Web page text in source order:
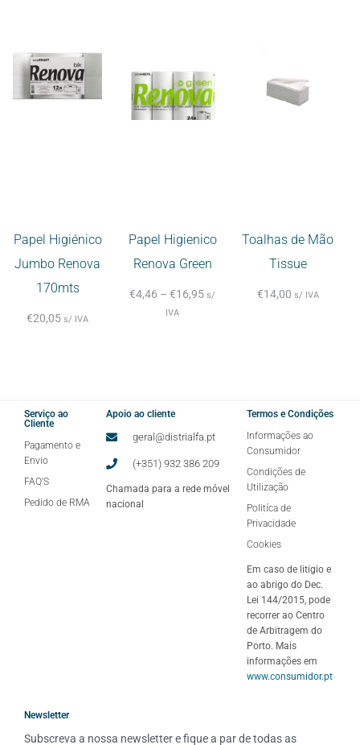
Papel Higiénico
Jumbo Renova
170mts
€20,05 s/ IVA
Papel Higienico
Renova Green
€4,46 – €16,95 s/
IVA
Toalhas de Mão
Tissue
€14,00 s/ IVA
Serviço ao
Cliente
Pagamento e
Envio
FAQ'S
Pedido de RMA
Apoio ao cliente
geral@distrialfa.pt
(+351) 932 386 209
Chamada para a rede móvel
nacional
Termos e Condições
Informações ao
Consumidor
Condições de
Utilização
Politíca de
Privacidade
Cookies
Em caso de litigio e
ao abrigo do Dec.
Lei 144/2015, pode
recorrer ao Centro
de Arbitragem do
Porto. Mais
informações em
www.consumidor.pt
Newsletter
Subscreva a nossa newsletter e fique a par de todas as